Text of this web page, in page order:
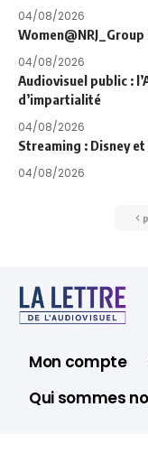
04/08/2026
04/08/2026
Audiovisuel public :
d’impartialité
04/08/2026
Streaming : Disney
04/08/2026
Mon compte
Qui sommes